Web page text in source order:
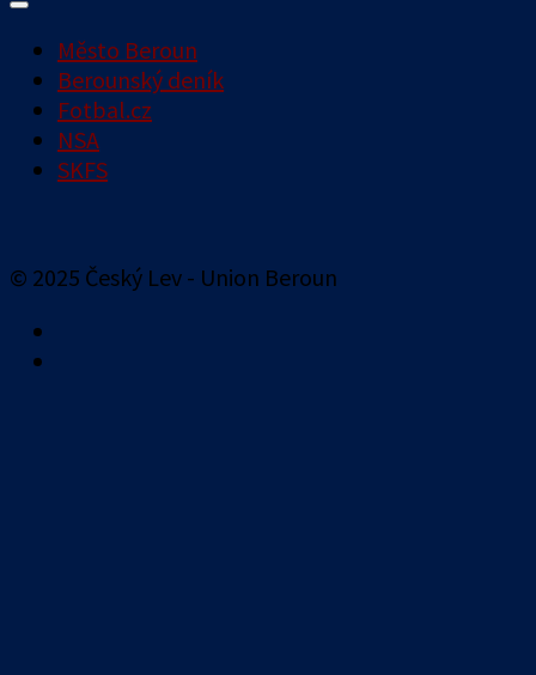
Město Beroun
Berounský deník
Fotbal.cz
NSA
SKFS
© 2025 Český Lev - Union Beroun